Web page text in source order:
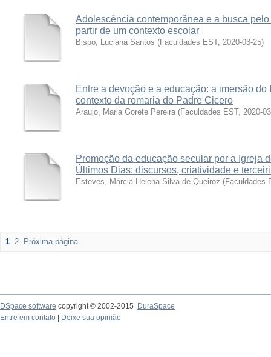
Adolescência contemporânea e a busca
partir de um contexto escolar
Bispo, Luciana Santos (Faculdades EST, 2020-03-25)
Entre a devoção e a educação: a imersão
contexto da romaria do Padre Cicero
Araujo, Maria Gorete Pereira (Faculdades EST, 2020-
Promoção da educação secular por a Igreja
Últimos Dias: discursos, criatividade e
Esteves, Márcia Helena Silva de Queiroz (Faculdades
1 2 Próxima página
DSpace software copyright © 2002-2015
DuraSpace
Entre em contato
Deixe sua opinião